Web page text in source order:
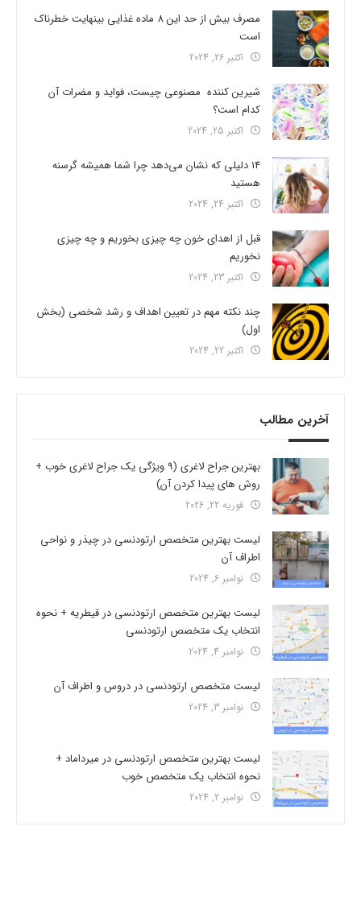
مصرف بیش از حد این 8 ماده غذایی بینهایت خطرناک
است
اکتبر 26, 2024
شیرین کننده مصنوعی چیست، فواید و مضرات آن
کدام است؟
اکتبر 25, 2024
14 دلیلی که نشان می‌دهد چرا شما همیشه گرسنه
هستید
اکتبر 24, 2024
قبل از اهدای خون چه چیزی بخوریم و چه چیزی
نخوریم
اکتبر 23, 2024
چند نکته مهم در تعیین اهداف و رشد شخصی (بخش
اول)
اکتبر 22, 2024
آخرین مطالب
بهترین جراح لاغری (9 ویژگی یک جراح لاغری خوب +
روش های پیدا کردن آن)
فوریه 22, 2026
لیست بهترین متخصص ارتودنسی در چیذر و نواحی
اطراف آن
نوامبر 6, 2024
لیست بهترین متخصص ارتودنسی در قیطریه + نحوه
انتخاب یک متخصص ارتودنسی
نوامبر 4, 2024
لیست متخصص ارتودنسی در دروس و اطراف آن
نوامبر 3, 2024
لیست بهترین متخصص ارتودنسی در میرداماد +
نحوه انتخاب یک متخصص خوب
نوامبر 2, 2024